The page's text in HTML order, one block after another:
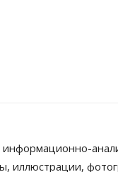
иллюстрации,